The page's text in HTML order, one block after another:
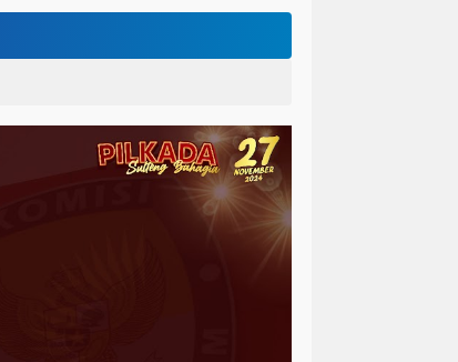
Kejati Sulteng Bongkar Kasus Korupsi Dana CSR Tambang, Sekdes Tamainusi Ikut Terseret